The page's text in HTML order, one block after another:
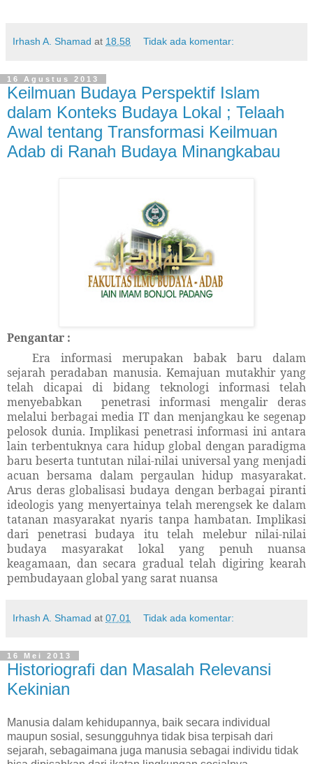
Irhash A. Shamad at 18.58 Tidak ada komentar:
16 Agustus 2013
Keilmuan Budaya Perspektif Islam
dalam Konteks Budaya Lokal ; Telaah
Awal tentang Transformasi Keilmuan
Adab di Ranah Budaya Minangkabau
Pengantar :
Era informasi merupakan babak baru dalam
sejarah peradaban manusia. Kemajuan mutakhir yang
telah dicapai di bidang teknologi informasi telah
menyebabkan penetrasi informasi mengalir deras
melalui berbagai media IT dan menjangkau ke segenap
pelosok dunia. Implikasi penetrasi informasi ini antara
lain terbentuknya cara hidup global dengan paradigma
baru beserta tuntutan nilai-nilai universal yang menjadi
acuan bersama dalam pergaulan hidup masyarakat.
Arus deras globalisasi budaya dengan berbagai piranti
ideologis yang menyertainya telah merengsek ke dalam
tatanan masyarakat nyaris tanpa hambatan. Implikasi
dari penetrasi budaya itu telah melebur nilai-nilai
budaya masyarakat lokal yang penuh nuansa
keagamaan, dan secara gradual telah digiring kearah
pembudayaan global yang sarat nuansa
Irhash A. Shamad at 07.01 Tidak ada komentar:
16 Mei 2013
Historiografi dan Masalah Relevansi
Kekinian
Manusia dalam kehidupannya, baik secara individual
maupun sosial, sesungguhnya tidak bisa terpisah dari
sejarah, sebagaimana juga manusia sebagai individu tidak